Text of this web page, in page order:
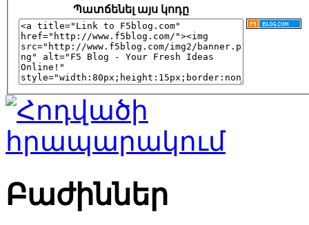
Պատճենել այս կոդը
Բաժիններ